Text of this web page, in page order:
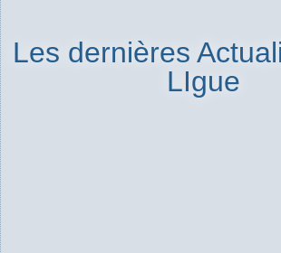
Les dernières
LIgue